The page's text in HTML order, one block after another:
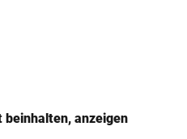
beinhalten, anzeigen